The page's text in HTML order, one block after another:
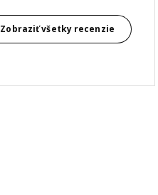
Zobraziť všetky recenzie